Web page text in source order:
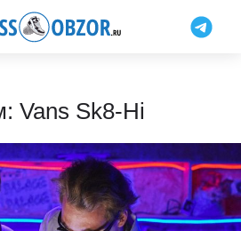
Vans Sk8-Hi